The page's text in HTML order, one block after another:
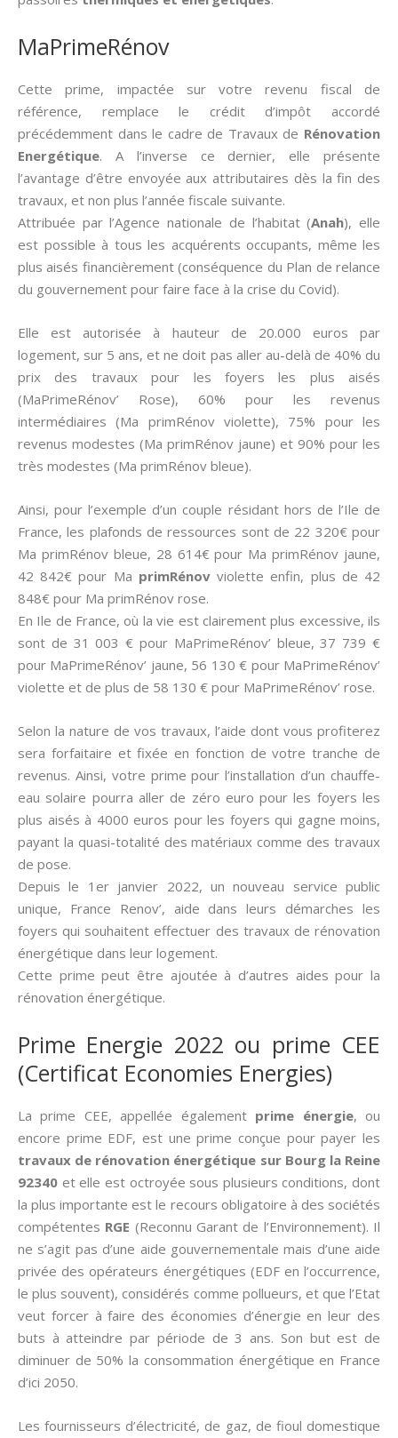
MaPrimeRénov
Cette prime, impactée sur votre revenu fiscal de
référence, remplace le crédit d’impôt accordé
précédemment dans le cadre de Travaux de Rénovation
Energétique. A l’inverse ce dernier, elle présente
l’avantage d’être envoyée aux attributaires dès la fin des
travaux, et non plus l’année fiscale suivante.
Attribuée par l’Agence nationale de l’habitat (Anah), elle
est possible à tous les acquérents occupants, même les
plus aisés financièrement (conséquence du Plan de relance
du gouvernement pour faire face à la crise du Covid).
Elle est autorisée à hauteur de 20.000 euros par
logement, sur 5 ans, et ne doit pas aller au-delà de 40% du
prix des travaux pour les foyers les plus aisés
(MaPrimeRénov’ Rose), 60% pour les revenus
intermédiaires (Ma primRénov violette), 75% pour les
revenus modestes (Ma primRénov jaune) et 90% pour les
très modestes (Ma primRénov bleue).
Ainsi, pour l’exemple d’un couple résidant hors de l’Ile de
France, les plafonds de ressources sont de 22 320€ pour
Ma primRénov bleue, 28 614€ pour Ma primRénov jaune,
42 842€ pour Ma primRénovviolette enfin, plus de 42
848€ pour Ma primRénov rose.
En Ile de France, où la vie est clairement plus excessive, ils
sont de 31 003 € pour MaPrimeRénov’ bleue, 37 739 €
pour MaPrimeRénov’ jaune, 56 130 € pour MaPrimeRénov’
violette et de plus de 58 130 € pour MaPrimeRénov’ rose.
Selon la nature de vos travaux, l’aide dont vous profiterez
sera forfaitaire et fixée en fonction de votre tranche de
revenus. Ainsi, votre prime pour l’installation d’un chauffe-
eau solaire pourra aller de zéro euro pour les foyers les
plus aisés à 4000 euros pour les foyers qui gagne moins,
payant la quasi-totalité des matériaux comme des travaux
de pose.
Depuis le 1er janvier 2022, un nouveau service public
unique, France Renov’, aide dans leurs démarches les
foyers qui souhaitent effectuer des travaux de rénovation
énergétique dans leur logement.
Cette prime peut être ajoutée à d’autres aides pour la
rénovation énergétique.
Prime Energie 2022 ou prime CEE
(Certificat Economies Energies)
La prime CEE, appellée également prime énergie, ou
encore prime EDF, est une prime conçue pour payer les
travaux de rénovation énergétique sur Bourg la Reine
92340 et elle est octroyée sous plusieurs conditions, dont
la plus importante est le recours obligatoire à des sociétés
compétentes RGE (Reconnu Garant de l’Environnement). Il
ne s’agit pas d’une aide gouvernementale mais d’une aide
privée des opérateurs énergétiques (EDF en l’occurrence,
le plus souvent), considérés comme pollueurs, et que l’Etat
veut forcer à faire des économies d’énergie en leur des
buts à atteindre par période de 3 ans. Son but est de
diminuer de 50% la consommation énergétique en France
d’ici 2050.
Les fournisseurs d’électricité, de gaz, de fioul domestique